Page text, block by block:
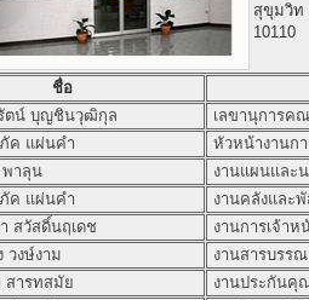
สุขุมวิท
10110
ชื่อ
น์ บุญชินวุฒิกุล
เลขานุการค
แผ่นคำ
หัวหน้างานกา
าลุน
งานแผนและ
แผ่นคำ
งานคลังและ
สวัสดิ์นฤเดช
งานการเจ้า
วงษ์งาม
งานสารบรรณ
ารทสมัย
งานประกันคุ